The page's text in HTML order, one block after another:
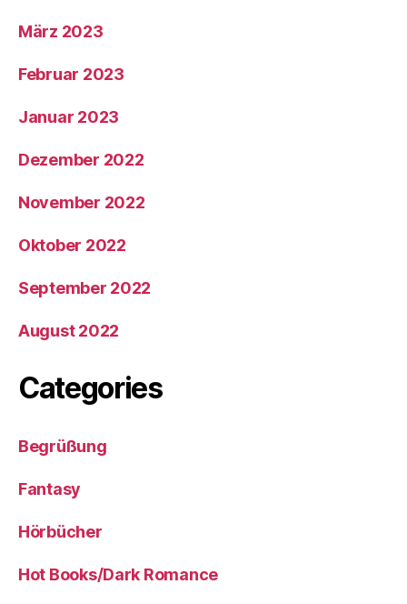
März 2023
Februar 2023
Januar 2023
Dezember 2022
November 2022
Oktober 2022
September 2022
August 2022
Categories
Begrüßung
Fantasy
Hörbücher
Hot Books/Dark Romance